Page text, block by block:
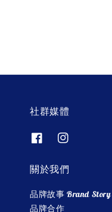
社群媒體
關於我們
品牌故事 Brand Story
品牌合作